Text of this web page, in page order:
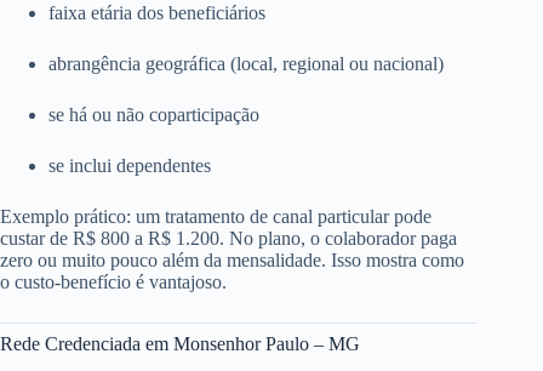
faixa etária dos beneficiários
abrangência geográfica (local, regional ou nacional)
se há ou não coparticipação
se inclui dependentes
Exemplo prático: um tratamento de canal particular pode
custar de R$ 800 a R$ 1.200. No plano, o colaborador paga
zero ou muito pouco além da mensalidade. Isso mostra como
o custo-benefício é vantajoso.
Rede Credenciada em Monsenhor Paulo – MG